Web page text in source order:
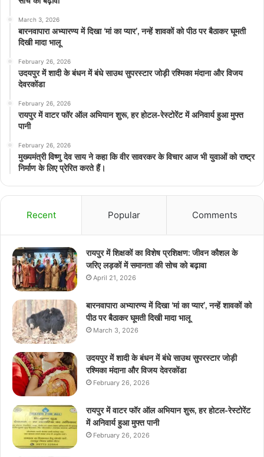
March 3, 2026
बारनवापारा अभ्यारण्य में दिखा ‘मां का प्यार’, नन्हें शावकों को पीठ पर बैठाकर घूमती
दिखी मादा भालू
February 26, 2026
उदयपुर में शादी के बंधन में बंधे साउथ सुपरस्टार जोड़ी रश्मिका मंदाना और विजय
देवरकोंडा
February 26, 2026
रायपुर में वाटर फॉर ऑल अभियान शुरू, हर होटल-रेस्टोरेंट में अनिवार्य हुआ मुफ्त
पानी
February 26, 2026
मुख्यमंत्री विष्णु देव साय ने कहा कि वीर सावरकर के विचार आज भी युवाओं को राष्ट्र
निर्माण के लिए प्रेरित करते हैं।
Recent Popular Comments
रायपुर में शिक्षकों का विशेष प्रशिक्षण: जीवन कौशल के
जरिए लड़कों में समानता की सोच को बढ़ावा
April 21, 2026
बारनवापारा अभ्यारण्य में दिखा ‘मां का प्यार’, नन्हें शावकों को
पीठ पर बैठाकर घूमती दिखी मादा भालू
March 3, 2026
उदयपुर में शादी के बंधन में बंधे साउथ सुपरस्टार जोड़ी
रश्मिका मंदाना और विजय देवरकोंडा
February 26, 2026
रायपुर में वाटर फॉर ऑल अभियान शुरू, हर होटल-रेस्टोरेंट
में अनिवार्य हुआ मुफ्त पानी
February 26, 2026